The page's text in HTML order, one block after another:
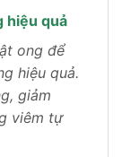
hiệu quả
ong để
hiệu quả.
giảm
viêm tự